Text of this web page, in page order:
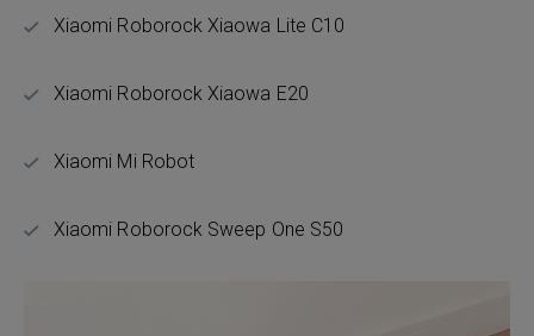
Xiaomi Roborock Xiaowa Lite C10
Xiaomi Roborock Xiaowa E20
Xiaomi Mi Robot
Xiaomi Roborock Sweep One S50